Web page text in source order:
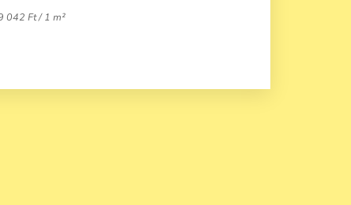
042 Ft / 1 m²